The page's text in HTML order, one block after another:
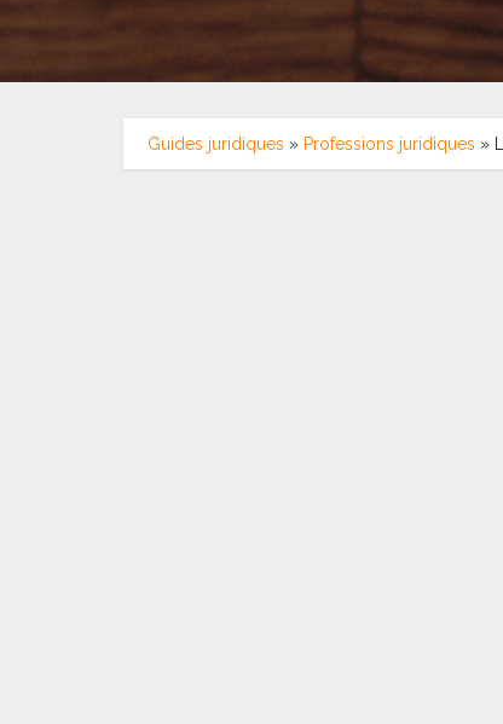
Guides juridiques » Professions juridiques »